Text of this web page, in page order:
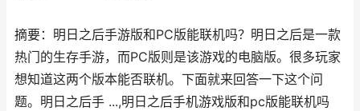
摘要：明日之后手游版和PC版能联机吗？明日之后是一款
热门的生存手游，而PC版则是该游戏的电脑版。很多玩家
想知道这两个版本能否联机。下面就来回答一下这个问
题。明日之后手 ...,明日之后手机游戏版和pc版能联机吗